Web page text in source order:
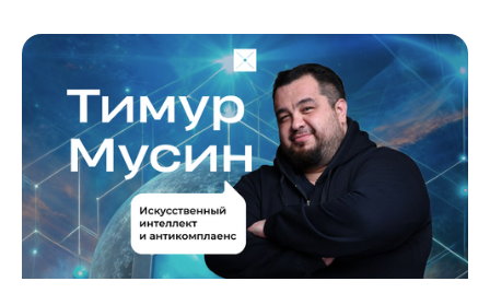
бумаг или платежных организациях: как по
задачам, так и по уровню ответственности.
Здесь это не просто функция соблюдения
правил — это стратегия управления доверием,
репутацией и устойчивостью. МФЦА